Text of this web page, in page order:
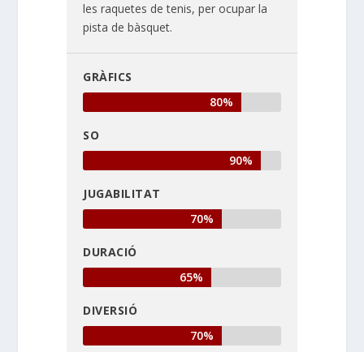
les raquetes de tenis, per ocupar la
pista de bàsquet.
GRÀFICS
80%
SO
90%
JUGABILITAT
70%
DURACIÓ
65%
DIVERSIÓ
70%